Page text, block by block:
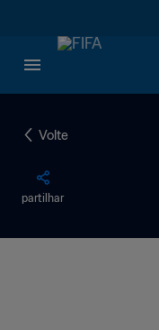
Volte
partilhar